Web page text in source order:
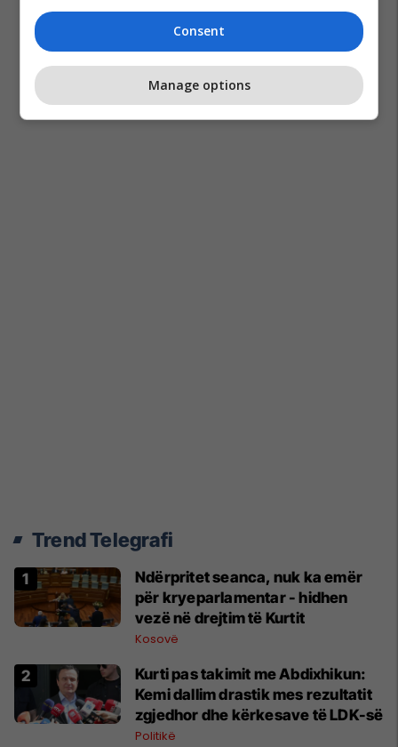
Trend Telegrafi
Ndërpritet seanca, nuk ka emër
për kryeparlamentar - hidhen
vezë në drejtim të Kurtit
Kosovë
Kurti pas takimit me Abdixhikun:
Kemi dallim drastik mes rezultatit
zgjedhor dhe kërkesave të LDK-së
Politikë
Consent
Manage options